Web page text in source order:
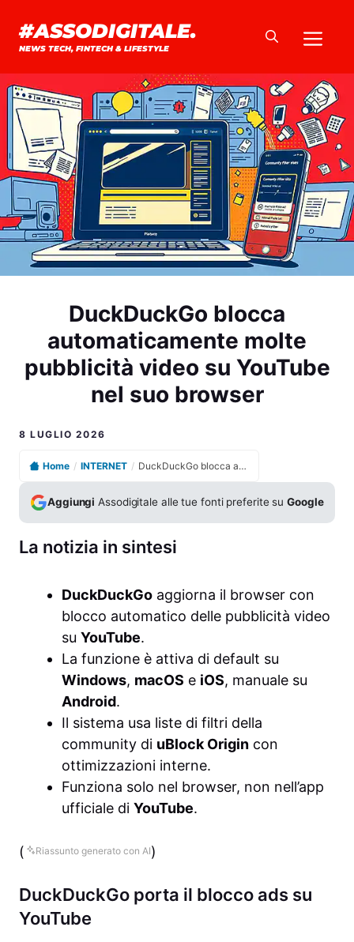
contenuto
#ASSODIGITALE.
NEWS TECH, FINTECH & LIFESTYLE
DuckDuckGo blocca
automaticamente molte
pubblicità video su YouTube
nel suo browser
8 LUGLIO 2026
Home / INTERNET / DuckDuckGo blocca automaticamente molte pubblicità video su YouTube nel suo browser
Aggiungi Assodigitale alle tue fonti preferite suGoogle
La notizia in sintesi
DuckDuckGo aggiorna il browser con
blocco automatico delle pubblicità video
su YouTube.
La funzione è attiva di default su
Windows, macOS e iOS, manuale su
Android.
Il sistema usa liste di filtri della
community di uBlock Origin con
ottimizzazioni interne.
Funziona solo nel browser, non nell’app
ufficiale di YouTube.
( Riassunto generato con AI)
DuckDuckGo porta il blocco ads su
YouTube